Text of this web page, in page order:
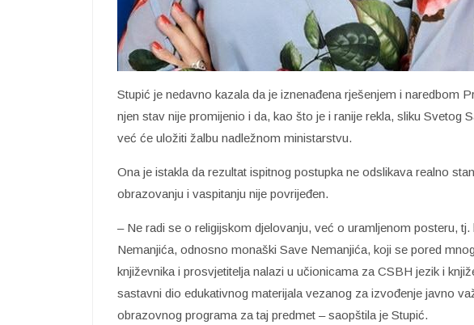
Stupić je nedavno kazala da je iznenađena rješenjem i naredbom
njen stav nije promijenio i da, kao što je i ranije rekla, sliku Svetog
već će uložiti žalbu nadležnom ministarstvu.
Ona je istakla da rezultat ispitnog postupka ne odslikava realno
obrazovanju i vaspitanju nije povrijeđen.
– Ne radi se o religijskom djelovanju, već o uramljenom posteru, tj.
Nemanjića, odnosno monaški Save Nemanjića, koji se pored
književnika i prosvjetitelja nalazi u učionicama za CSBH jezik i
sastavni dio edukativnog materijala vezanog za izvođenje javno
obrazovnog programa za taj predmet – saopštila je Stupić.